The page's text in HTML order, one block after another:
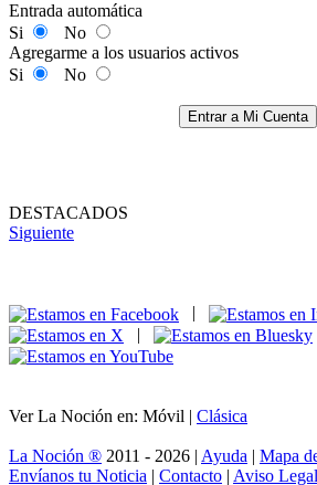
Entrada automática
Si
No
Agregarme a los usuarios activos
Si
No
Entrar a Mi Cuenta
DESTACADOS
Siguiente
|
Ver La Noción en: Móvil | Clásica
La Noción ® 2011 - 2026 | Ayuda | Mapa
Envíanos tu Noticia | Contacto | Aviso Legal